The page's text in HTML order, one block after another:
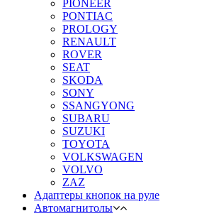
PIONEER
PONTIAC
PROLOGY
RENAULT
ROVER
SEAT
SKODA
SONY
SSANGYONG
SUBARU
SUZUKI
TOYOTA
VOLKSWAGEN
VOLVO
ZAZ
Адаптеры кнопок на руле
Автомагнитолы